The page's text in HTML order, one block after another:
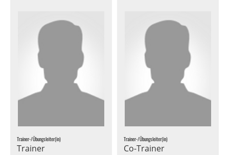
Trainer-/Übungsleiter(in)
Trainer
Trainer-/Übungsleiter(in)
Co-Trainer